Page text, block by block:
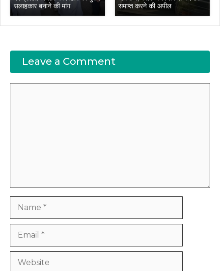
सलाहकार बनाने की मांग
समाप्त करने की अपील
Leave a Comment
Website